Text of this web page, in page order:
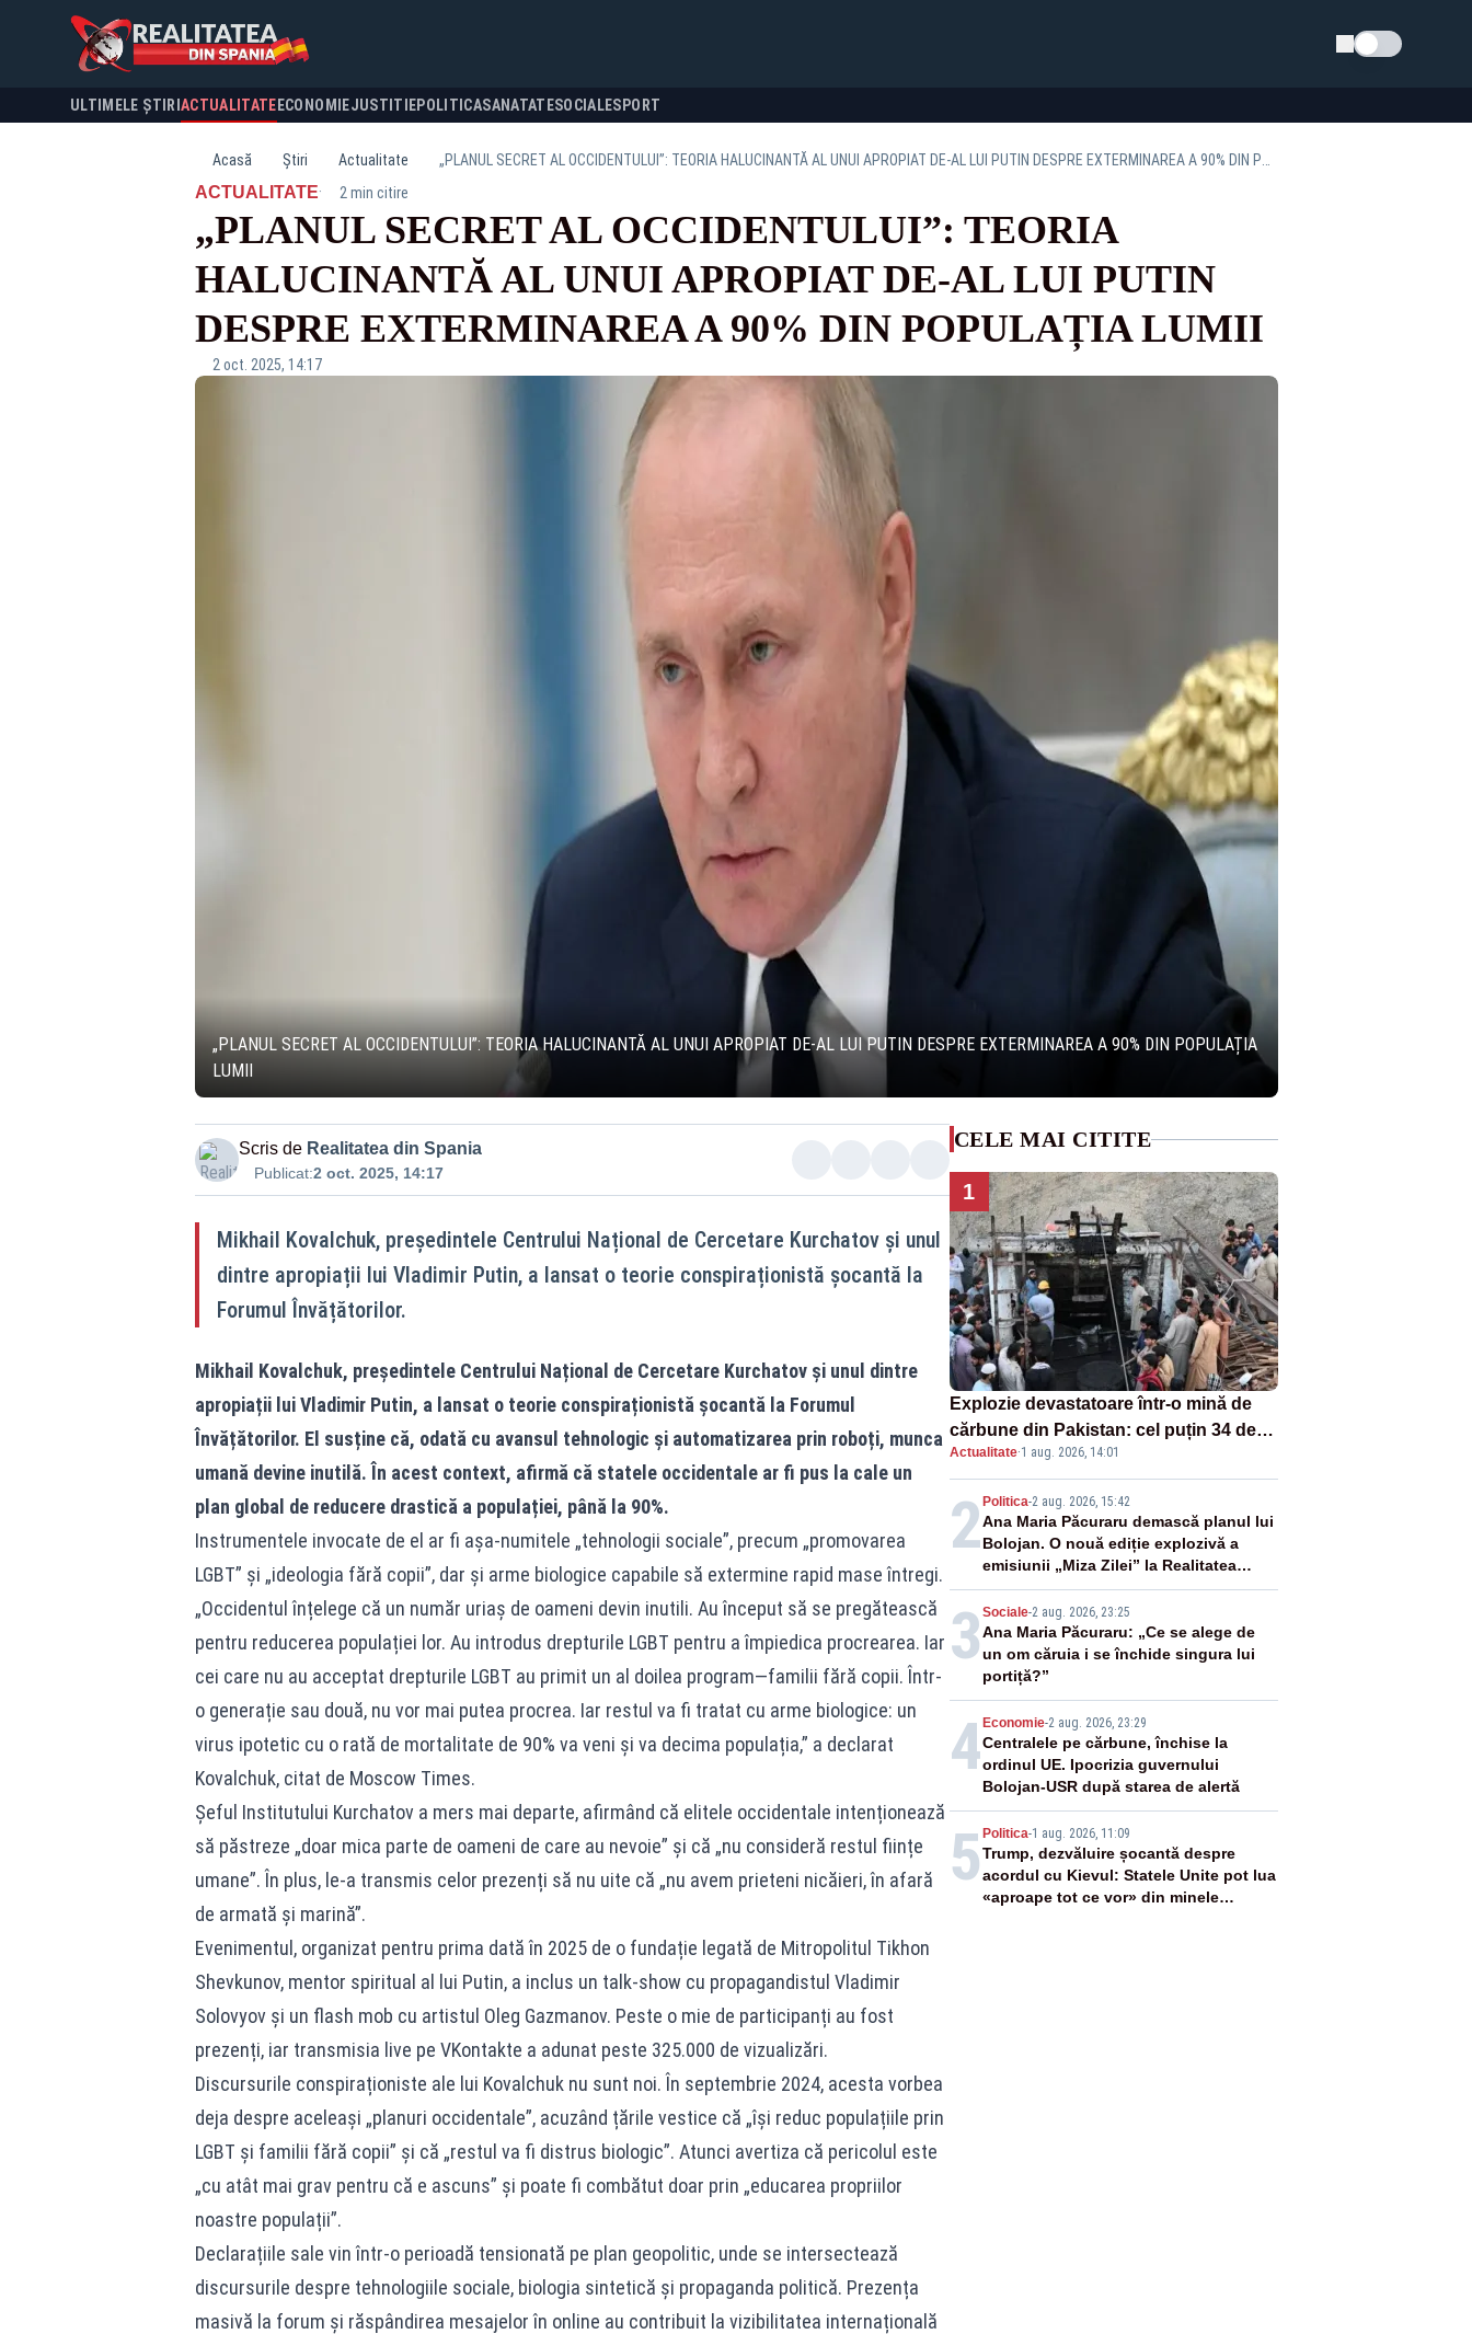
Schimba tema
ULTIMELE ȘTIRI ACTUALITATE ECONOMIEJUSTITIEPOLITICASANATATESOCIALESPORT
Acasă Știri Actualitate
ACTUALITATE· 2 min citire
„PLANUL SECRET AL OCCIDENTULUI”: TEORIA
HALUCINANTĂ AL UNUI APROPIAT DE-AL LUI PUTIN
DESPRE EXTERMINAREA A 90% DIN POPULAȚIA LUMII
2 oct. 2025, 14:17
„PLANUL SECRET AL OCCIDENTULUI”: TEORIA HALUCINANTĂ AL UNUI APROPIAT DE-AL LUI PUTIN DESPRE EXTERMINAREA A 90% DIN POPULAȚIA
LUMII
Scris de Realitatea din Spania
Publicat:2 oct. 2025, 14:17
Mikhail Kovalchuk, președintele Centrului Național de Cercetare Kurchatov și unul
dintre apropiații lui Vladimir Putin, a lansat o teorie conspiraționistă șocantă la
Forumul Învățătorilor.
Mikhail Kovalchuk, președintele Centrului Național de Cercetare Kurchatov și unul dintre
apropiații lui Vladimir Putin, a lansat o teorie conspiraționistă șocantă la Forumul
Învățătorilor. El susține că, odată cu avansul tehnologic și automatizarea prin roboți, munca
umană devine inutilă. În acest context, afirmă că statele occidentale ar fi pus la cale un
plan global de reducere drastică a populației, până la 90%.
Instrumentele invocate de el ar fi așa-numitele „tehnologii sociale”, precum „promovarea
LGBT” și „ideologia fără copii”, dar și arme biologice capabile să extermine rapid mase întregi.
„Occidentul înțelege că un număr uriaș de oameni devin inutili. Au început să se pregătească
pentru reducerea populației lor. Au introdus drepturile LGBT pentru a împiedica procrearea. Iar
cei care nu au acceptat drepturile LGBT au primit un al doilea program—familii fără copii. Într-
o generație sau două, nu vor mai putea procrea. Iar restul va fi tratat cu arme biologice: un
virus ipotetic cu o rată de mortalitate de 90% va veni și va decima populația,” a declarat
Kovalchuk, citat de Moscow Times.
Șeful Institutului Kurchatov a mers mai departe, afirmând că elitele occidentale intenționează
să păstreze „doar mica parte de oameni de care au nevoie” și că „nu consideră restul ființe
umane”. În plus, le-a transmis celor prezenți să nu uite că „nu avem prieteni nicăieri, în afară
de armată și marină”.
Evenimentul, organizat pentru prima dată în 2025 de o fundație legată de Mitropolitul Tikhon
Shevkunov, mentor spiritual al lui Putin, a inclus un talk-show cu propagandistul Vladimir
Solovyov și un flash mob cu artistul Oleg Gazmanov. Peste o mie de participanți au fost
prezenți, iar transmisia live pe VKontakte a adunat peste 325.000 de vizualizări.
Discursurile conspiraționiste ale lui Kovalchuk nu sunt noi. În septembrie 2024, acesta vorbea
deja despre aceleași „planuri occidentale”, acuzând țările vestice că „își reduc populațiile prin
LGBT și familii fără copii” și că „restul va fi distrus biologic”. Atunci avertiza că pericolul este
„cu atât mai grav pentru că e ascuns” și poate fi combătut doar prin „educarea propriilor
noastre populații”.
Declarațiile sale vin într-o perioadă tensionată pe plan geopolitic, unde se intersectează
discursurile despre tehnologiile sociale, biologia sintetică și propaganda politică. Prezența
masivă la forum și răspândirea mesajelor în online au contribuit la vizibilitatea internațională
CELE MAI CITITE
1
Explozie devastatoare într-o mină de
cărbune din Pakistan: cel puțin 34 de
morți - VIDEO
Actualitate·1 aug. 2026, 14:01
2 Politica-2 aug. 2026, 15:42
Ana Maria Păcuraru demască planul lui
Bolojan. O nouă ediție explozivă a
emisiunii „Miza Zilei” la Realitatea
PLUS
3 Sociale-2 aug. 2026, 23:25
Ana Maria Păcuraru: „Ce se alege de
un om căruia i se închide singura lui
portiță?”
4 Economie-2 aug. 2026, 23:29
Centralele pe cărbune, închise la
ordinul UE. Ipocrizia guvernului
Bolojan-USR după starea de alertă
5 Politica-1 aug. 2026, 11:09
Trump, dezvăluire șocantă despre
acordul cu Kievul: Statele Unite pot lua
«aproape tot ce vor» din minele